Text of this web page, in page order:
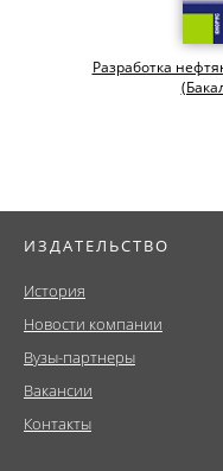
Разработка
ИЗДАТЕЛЬСТВО
История
Новости компании
Вузы-партнеры
Вакансии
Контакты